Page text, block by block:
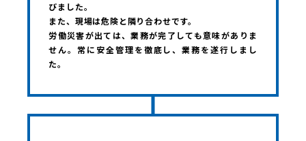
びました。
また、現場は危険と隣り合わせです。
労働災害が出ては、業務が完了しても意味がありま
せん。常に安全管理を徹底し、業務を遂行しまし
た。